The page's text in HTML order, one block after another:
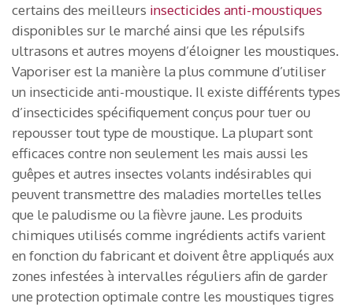
certains des meilleurs insecticides anti-moustiques
disponibles sur le marché ainsi que les répulsifs
ultrasons et autres moyens d’éloigner les moustiques.
Vaporiser est la manière la plus commune d’utiliser
un insecticide anti-moustique. Il existe différents types
d’insecticides spécifiquement conçus pour tuer ou
repousser tout type de moustique. La plupart sont
efficaces contre non seulement les mais aussi les
guêpes et autres insectes volants indésirables qui
peuvent transmettre des maladies mortelles telles
que le paludisme ou la fièvre jaune. Les produits
chimiques utilisés comme ingrédients actifs varient
en fonction du fabricant et doivent être appliqués aux
zones infestées à intervalles réguliers afin de garder
une protection optimale contre les moustiques tigres